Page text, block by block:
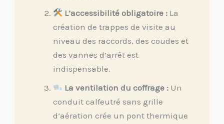
L’accessibilité obligatoire : La
création de trappes de visite au
niveau des raccords, des coudes et
des vannes d’arrêt est
indispensable.
La ventilation du coffrage : Un
conduit calfeutré sans grille
d’aération crée un pont thermique